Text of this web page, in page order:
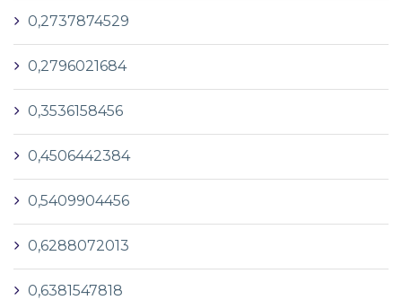
0,2737874529
0,2796021684
0,3536158456
0,4506442384
0,5409904456
0,6288072013
0,6381547818